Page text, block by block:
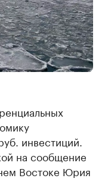
инвестиций.
на сообщение
Востоке Юрия